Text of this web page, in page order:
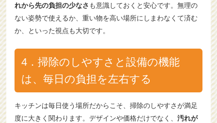
れから先の負担の少なさ も意識しておくと安心です。無理の
ない姿勢で使えるか、重い物を高い場所にしまわなくて済む
か、といった視点も大切です。
4．掃除のしやすさと設備の機能
は、毎日の負担を左右する
キッチンは毎日使う場所だからこそ、掃除のしやすさが満足
度に大きく関わります。デザインや価格だけでなく、汚れが